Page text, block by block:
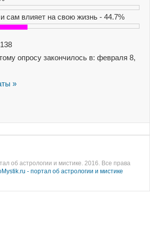
сам влияет на свою жизнь - 44.7%
опросу закончилось в: февраля 8,
»
об астрологии и мистике. 2016. Все права
- портал об астрологии и мистике